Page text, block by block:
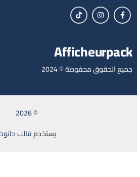
Afficheurpack
جميع الحقوق محفوظة © 2024
© 2026
يستخدمقالب حانوت